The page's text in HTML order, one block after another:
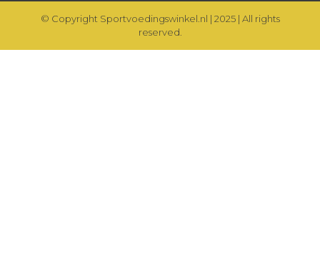
© Copyright Sportvoedingswinkel.nl | 2025 | All rights
reserved.